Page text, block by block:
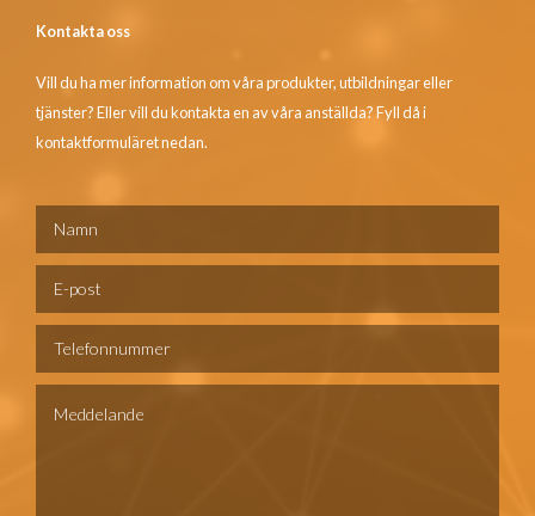
Kontakta oss
Vill du ha mer information om våra produkter, utbildningar eller
tjänster? Eller vill du kontakta en av våra anställda? Fyll då i
kontaktformuläret nedan.